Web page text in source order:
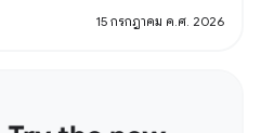
15 กรกฎาคม ค.ศ. 2026